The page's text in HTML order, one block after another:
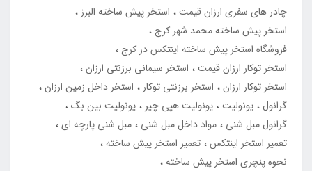
چادر های سفری ارزان قیمت
استخر پیش ساخته البرز
استخر پیش ساخته محمد شهر کرج
فروشگاه استخر پیش ساخته اینتکس در کرج
استخر توکار ارزان قیمت
استخر سیمانی برزنتی ارزان
استخر توکار ارزان
استخر برزنتی توکار
استخر داخل زمین ارزان
گرانول یونولیت یونولیت هپی چیر
یونولیت بین بگ
گرانول مبل شنی
مواد داخل مبل شنی
مبل شنی پارچه ای
تعمیر استخر اینتکس تعمیر استخر پیش ساخته
نحوه پنچری استخر پیش ساخته